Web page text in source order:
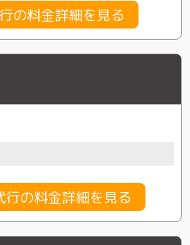
の料金詳細を見る
行の料金詳細を見る